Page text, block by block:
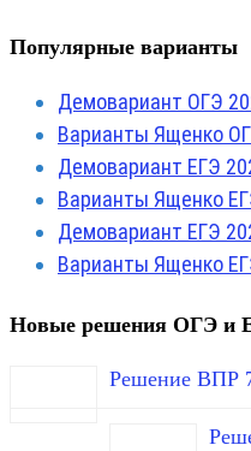
Популярные варианты
Демовариант ОГЭ
Варианты Ященко
Демовариант ЕГЭ
Варианты Ященко
Демовариант ЕГЭ
Варианты Ященко
Новые решения ОГЭ и
Решение ВПР